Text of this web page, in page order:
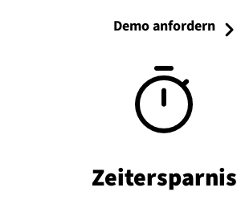
Demo anfordern
Zeit­er­spar­nis